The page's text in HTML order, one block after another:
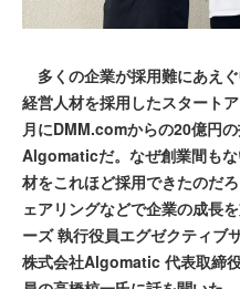
多くの企業が採用難にあえ
経営人材を採用したスタート
月にDMM.comからの20億円
Algomaticだ。なぜ創業間も
材をこれほど採用できたのだ
ェアリングなどで企業の成長
ーズ 執行役員エグゼクティブ
株式会社Algomatic 代表取締